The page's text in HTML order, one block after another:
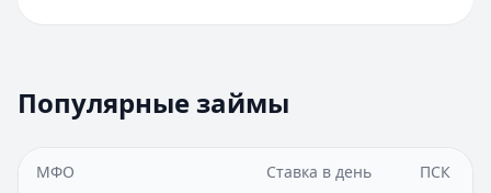
Популярные займы
МФО Ставка в день ПСК